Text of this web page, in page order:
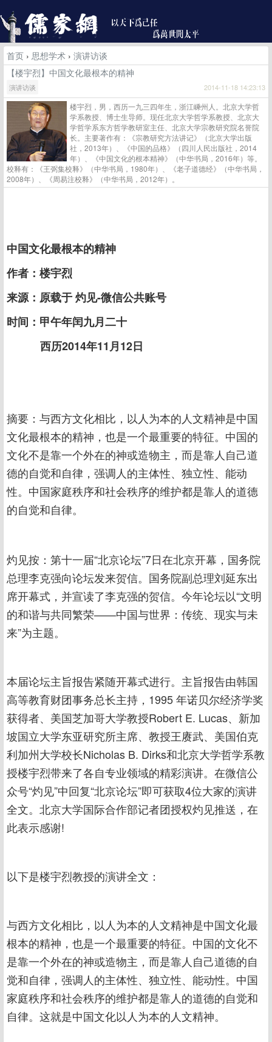
首页 › 思想学术 › 演讲访谈
【楼宇烈】中国文化最根本的精神
演讲访谈 2014-11-18 14:23:13
楼宇烈，男，西历一九三四年生，浙江嵊州人。北京大学哲
学系教授、博士生导师。现任北京大学哲学系教授、北京大
学哲学系东方哲学教研室主任、北京大学宗教研究院名誉院
长。主要著作有：《宗教研究方法讲记》（北京大学出版
社，2013年）、《中国的品格》（四川人民出版社，2014
年）、《中国文化的根本精神》（中华书局，2016年）等。
校释有：《王弼集校释》（中华书局，1980年）、《老子道德经》（中华书局，
2008年）、《周易注校释》（中华书局，2012年）。
中国文化最根本的精神
作者：楼宇烈
来源：原载于 灼见-微信公共账号
时间：甲午年闰九月二十
西历2014年11月12日
摘要：与西方文化相比，以人为本的人文精神是中国
文化最根本的精神，也是一个最重要的特征。中国的
文化不是靠一个外在的神或造物主，而是靠人自己道
德的自觉和自律，强调人的主体性、独立性、能动
性。中国家庭秩序和社会秩序的维护都是靠人的道德
的自觉和自律。
灼见按：第十一届“北京论坛”7日在北京开幕，国务院
总理李克强向论坛发来贺信。国务院副总理刘延东出
席开幕式，并宣读了李克强的贺信。今年论坛以“文明
的和谐与共同繁荣——中国与世界：传统、现实与未
来”为主题。
本届论坛主旨报告紧随开幕式进行。主旨报告由韩国
高等教育财团事务总长主持，1995 年诺贝尔经济学奖
获得者、美国芝加哥大学教授Robert E. Lucas、新加
坡国立大学东亚研究所主席、教授王赓武、美国伯克
利加州大学校长Nicholas B. Dirks和北京大学哲学系教
授楼宇烈带来了各自专业领域的精彩演讲。在微信公
众号“灼见”中回复“北京论坛”即可获取4位大家的演讲
全文。北京大学国际合作部记者团授权灼见推送，在
此表示感谢!
以下是楼宇烈教授的演讲全文：
与西方文化相比，以人为本的人文精神是中国文化最
根本的精神，也是一个最重要的特征。中国的文化不
是靠一个外在的神或造物主，而是靠人自己道德的自
觉和自律，强调人的主体性、独立性、能动性。中国
家庭秩序和社会秩序的维护都是靠人的道德的自觉和
自律。这就是中国文化以人为本的人文精神。